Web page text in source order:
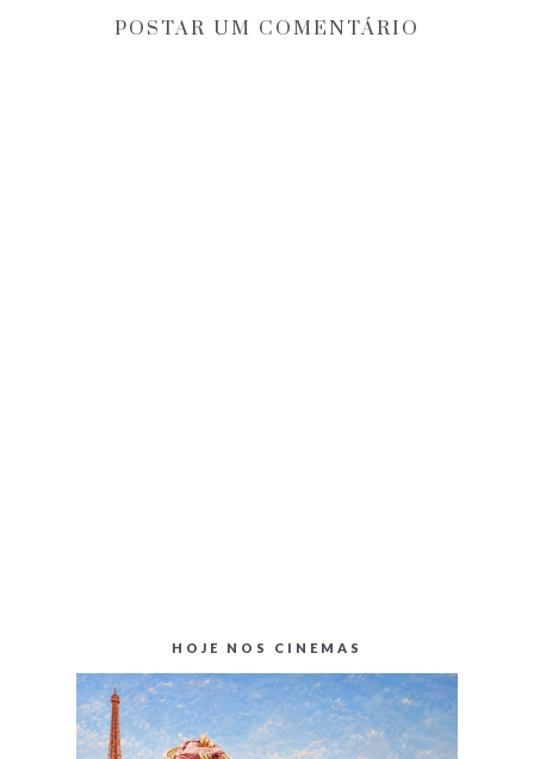
POSTAR UM COMENTÁRIO
HOJE NOS CINEMAS